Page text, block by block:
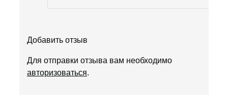
Добавить отзыв
Для отправки отзыва вам необходимо
авторизоваться.